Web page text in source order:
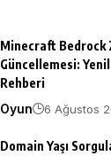
Minecraft Bedrock
Güncellemesi:
Rehberi
Oyun
6 Ağustos
Domain Yaşı